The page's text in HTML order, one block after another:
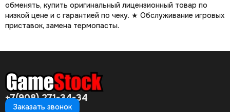
обменять, купить оригинальный лицензионный товар по
низкой цене и с гарантией по чеку. ★ Обслуживание игровых
приставок, замена термопасты.
+7(908) 271-34-34
Заказать звонок